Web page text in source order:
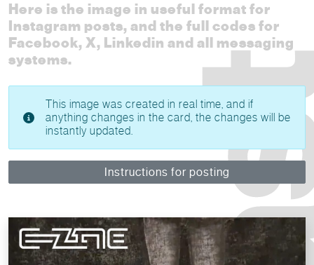
Here is the image in useful format for
Instagram posts, and the full codes for
Facebook, X, Linkedin and all messaging
systems.
This image was created in real time, and if
anything changes in the card, the changes will be
instantly updated.
Instructions for posting